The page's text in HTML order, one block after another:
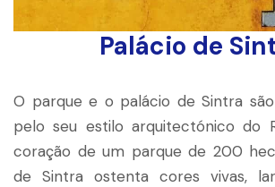
Palácio de
O parque e o palácio de Sintra
pelo seu estilo arquitectónico do
coração de um parque de 200
de Sintra ostenta cores vivas,